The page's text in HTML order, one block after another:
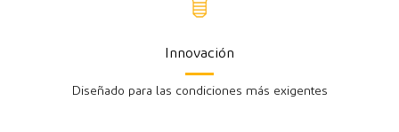
Innovación
Diseñado para las condiciones más exigentes